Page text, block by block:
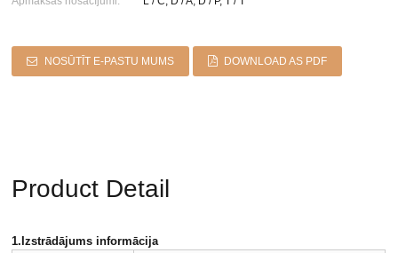
NOSŪTĪT E-PASTU MUMS DOWNLOAD AS PDF
Product Detail
1.Izstrādājums informācija